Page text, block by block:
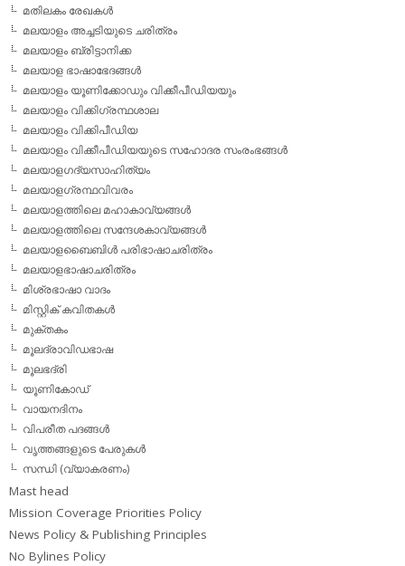
മതിലകം രേഖകള്‍
മലയാളം അച്ചടിയുടെ ചരിത്രം
മലയാളം ബ്രിട്ടാനിക്ക
മലയാള ഭാഷാഭേദങ്ങള്‍
മലയാളം യൂണിക്കോഡും വിക്കീപീഡിയയും
മലയാളം വിക്കിഗ്രന്ഥശാല
മലയാളം വിക്കിപീഡിയ
മലയാളം വിക്കീപീഡിയയുടെ സഹോദര സംരംഭങ്ങള്‍
മലയാളഗദ്യസാഹിത്യം
മലയാളഗ്രന്ഥവിവരം
മലയാളത്തിലെ മഹാകാവ്യങ്ങള്‍
മലയാളത്തിലെ സന്ദേശകാവ്യങ്ങള്‍
മലയാളബൈബിള്‍ പരിഭാഷാചരിത്രം
മലയാളഭാഷാചരിത്രം
മിശ്രഭാഷാ വാദം
മിസ്റ്റിക് കവിതകള്‍
മുക്തകം
മൂലദ്രാവിഡഭാഷ
മൂലഭദ്രി
യൂണികോഡ്
വായനദിനം
വിപരീത പദങ്ങള്‍
വൃത്തങ്ങളുടെ പേരുകള്‍
സന്ധി (വ്യാകരണം)
Mast head
Mission Coverage Priorities Policy
News Policy & Publishing Principles
No Bylines Policy